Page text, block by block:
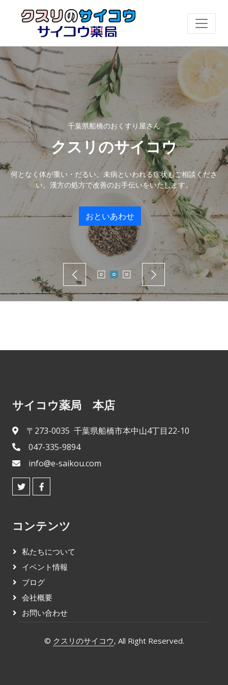
千葉県船橋のおくすり屋さん
クスリのサイコウ
何となく体が重い・だるい。未病といわれる症状もご相談くださ
い。漢方の処方で改善のお手伝いをいたします。
おといあわせ
サイコウ薬局 本店
〒273-0035 千葉県船橋市本中山4丁目22-10
047-335-9894
info@e-saikou.com
コンテンツ
私たちについて
イベント情報
ブログ
会社概要
お問い合わせ
© クスリのサイコウ, All Right Reserved.